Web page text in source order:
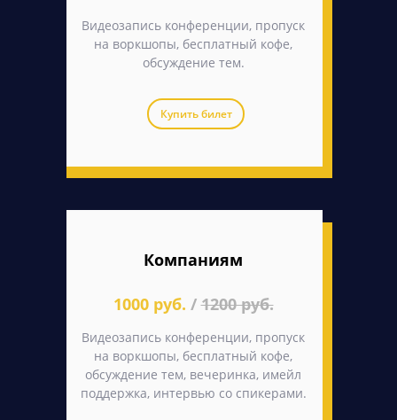
Видеозапись конференции, пропуск
на воркшопы, бесплатный кофе,
обсуждение тем.
Компаниям
1000 руб. /1200 руб.
Видеозапись конференции, пропуск
на воркшопы, бесплатный кофе,
обсуждение тем, вечеринка, имейл
поддержка, интервью со спикерами.
Купить билет